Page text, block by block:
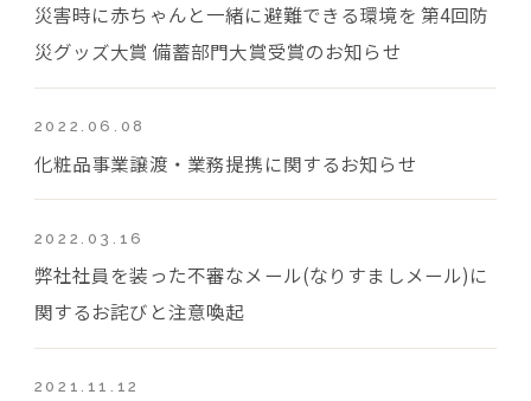
災害時に赤ちゃんと一緒に避難できる環境を 第4回防
災グッズ大賞 備蓄部門大賞受賞のお知らせ
2022.06.08
化粧品事業譲渡・業務提携に関するお知らせ
2022.03.16
弊社社員を装った不審なメール(なりすましメール)に
関するお詫びと注意喚起
2021.11.12